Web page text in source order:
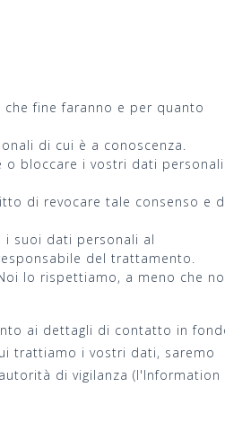
fine faranno e per quanto
di cui è a conoscenza.
bloccare i vostri dati personali
di revocare tale consenso e
suoi dati personali al
del trattamento.
lo rispettiamo, a meno che
ai dettagli di contatto in
trattiamo i vostri dati, saremo
di vigilanza (l'Information